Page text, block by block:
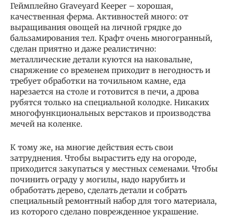
Геймплейно Graveyard Keeper – хорошая,
качественная ферма. Активностей много: от
выращивания овощей на личной грядке до
бальзамирования тел. Крафт очень многогранный,
сделан приятно и даже реалистично:
металлические детали куются на наковальне,
снаряжение со временем приходит в негодность и
требует обработки на точильном камне, еда
нарезается на столе и готовится в печи, а дрова
рубятся только на специальной колодке. Никаких
многофункциональных верстаков и производства
мечей на коленке.
К тому же, на многие действия есть свои
затруднения. Чтобы вырастить еду на огороде,
приходится закупаться у местных семенами. Чтобы
починить ограду у могилы, надо нарубить и
обработать дерево, сделать детали и собрать
специальный ремонтный набор для того материала,
из которого сделано поврежденное украшение.